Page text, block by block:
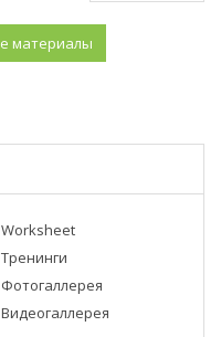
Worksheet
Тренинги
Фотогаллерея
Видеогаллерея